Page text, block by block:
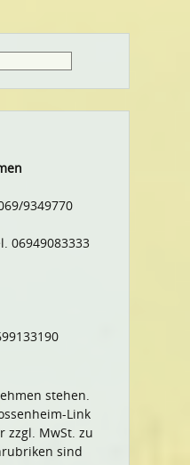
9349770
06949083333
stehen.
Link
zzgl. MwSt. zu
sind